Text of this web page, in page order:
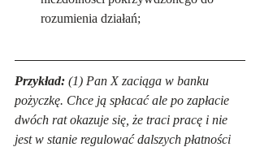
rozumienia działań;
Przykład: (1) Pan X zaciąga w banku
pożyczkę. Chce ją spłacać ale po zapłacie
dwóch rat okazuje się, że traci pracę i nie
jest w stanie regulować dalszych płatności